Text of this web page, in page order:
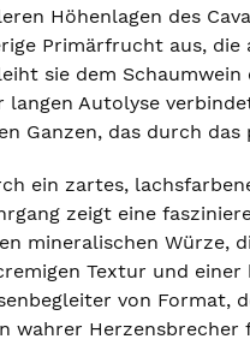
Höhenlagen des
Primärfrucht aus, die
sie dem
langen Autolyse
Ganzen, das durch
ein zartes,
zeigt eine
mineralischen Würze,
Textur und
von Format,
wahrer